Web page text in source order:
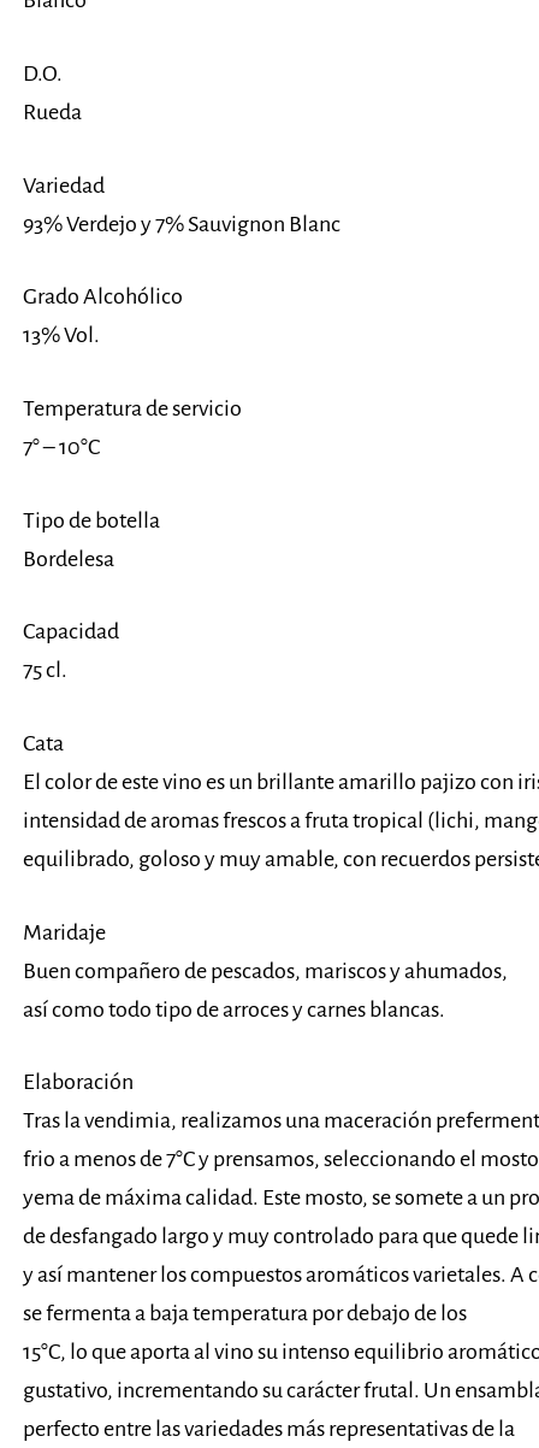
D.O.
Rueda
Variedad
93% Verdejo y 7% Sauvignon Blanc
Grado Alcohólico
13% Vol.
Temperatura de servicio
7° – 10°C
Tipo de botella
Bordelesa
Capacidad
75 cl.
Elaboración
Tras la vendimia, realizamos una maceración
frio a menos de 7°C y prensamos, seleccionando el mosto
yema de máxima calidad. Este mosto, se somete a un
de desfangado largo y muy controlado para que quede
y así mantener los compuestos aromáticos varietales. A
se fermenta a baja temperatura por debajo de los
15°C, lo que aporta al vino su intenso equilibrio
gustativo, incrementando su carácter frutal. Un
perfecto entre las variedades más representativas de la
Cata
El color de este vino es un brillante amarillo pajizo con
intensidad de aromas frescos a fruta tropical (lichi,
equilibrado, goloso y muy amable, con recuerdos
Maridaje
Buen compañero de pescados, mariscos y ahumados,
así como todo tipo de arroces y carnes blancas.